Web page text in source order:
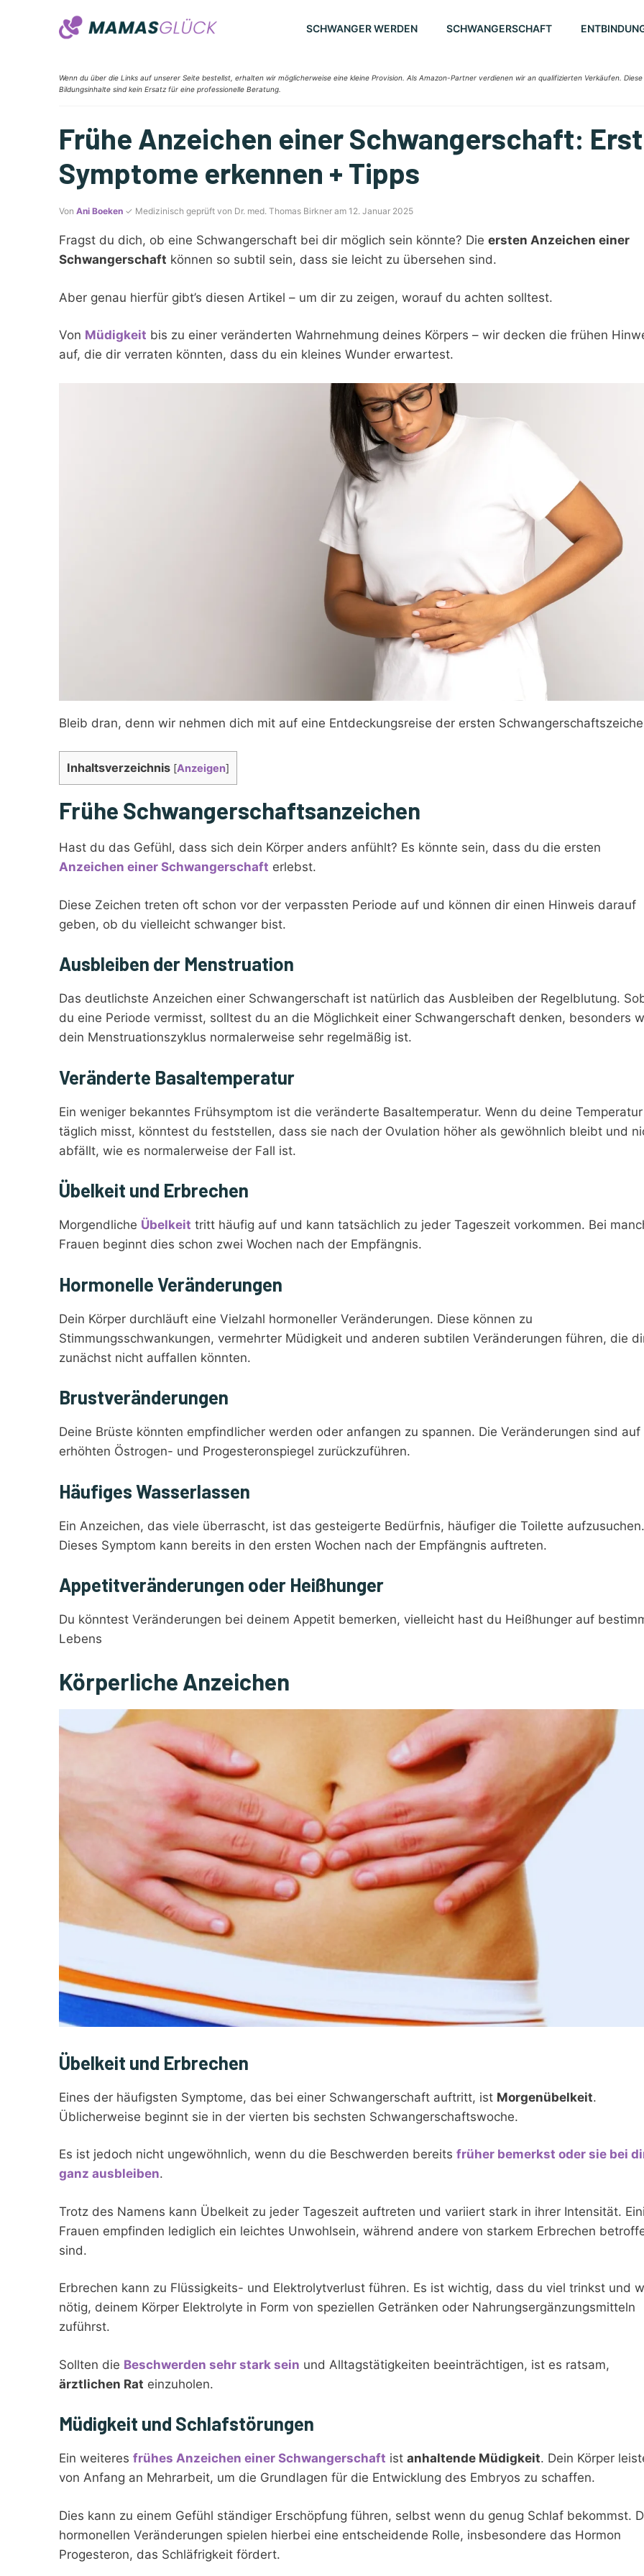
SCHWANGER WERDEN SCHWANGERSCHAFT
Wenn du über die Links auf unserer Seite bestellst, erhalten wir möglicherweise eine kleine Provision. Als Amazon-Partner verdienen wir an qualifizierten Verkäufen. Diese
Bildungsinhalte sind kein Ersatz für eine professionelle Beratung.
Frühe Anzeichen einer Schwangerschaft:
Symptome erkennen + Tipps
Von Ani Boeken ✓ Medizinisch geprüft von Dr. med. Thomas Birkner am 12. Januar 2025
Fragst du dich, ob eine Schwangerschaft bei dir möglich sein könnte? Die ersten Anzeichen einer
Schwangerschaft können so subtil sein, dass sie leicht zu übersehen sind.
Aber genau hierfür gibt’s diesen Artikel – um dir zu zeigen, worauf du achten solltest.
Von Müdigkeit bis zu einer veränderten Wahrnehmung deines Körpers – wir decken die frühen
auf, die dir verraten könnten, dass du ein kleines Wunder erwartest.
Bleib dran, denn wir nehmen dich mit auf eine Entdeckungsreise der ersten
Inhaltsverzeichnis [Anzeigen]
Frühe Schwangerschaftsanzeichen
Hast du das Gefühl, dass sich dein Körper anders anfühlt? Es könnte sein, dass du die ersten
Anzeichen einer Schwangerschaft erlebst.
Diese Zeichen treten oft schon vor der verpassten Periode auf und können dir einen Hinweis darauf
geben, ob du vielleicht schwanger bist.
Ausbleiben der Menstruation
Das deutlichste Anzeichen einer Schwangerschaft ist natürlich das Ausbleiben der Regelblutung.
du eine Periode vermisst, solltest du an die Möglichkeit einer Schwangerschaft denken, besonders
dein Menstruationszyklus normalerweise sehr regelmäßig ist.
Veränderte Basaltemperatur
Ein weniger bekanntes Frühsymptom ist die veränderte Basaltemperatur. Wenn du deine Temperatur
täglich misst, könntest du feststellen, dass sie nach der Ovulation höher als gewöhnlich bleibt und
abfällt, wie es normalerweise der Fall ist.
Übelkeit und Erbrechen
Morgendliche Übelkeit tritt häufig auf und kann tatsächlich zu jeder Tageszeit vorkommen. Bei
Frauen beginnt dies schon zwei Wochen nach der Empfängnis.
Hormonelle Veränderungen
Dein Körper durchläuft eine Vielzahl hormoneller Veränderungen. Diese können zu
Stimmungsschwankungen, vermehrter Müdigkeit und anderen subtilen Veränderungen führen, die
zunächst nicht auffallen könnten.
Brustveränderungen
Deine Brüste könnten empfindlicher werden oder anfangen zu spannen. Die Veränderungen sind auf
erhöhten Östrogen- und Progesteronspiegel zurückzuführen.
Häufiges Wasserlassen
Ein Anzeichen, das viele überrascht, ist das gesteigerte Bedürfnis, häufiger die Toilette aufzusuchen.
Dieses Symptom kann bereits in den ersten Wochen nach der Empfängnis auftreten.
Appetitveränderungen oder Heißhunger
Du könntest Veränderungen bei deinem Appetit bemerken, vielleicht hast du Heißhunger auf
Lebens
Körperliche Anzeichen
Übelkeit und Erbrechen
Eines der häufigsten Symptome, das bei einer Schwangerschaft auftritt, ist Morgenübelkeit.
Üblicherweise beginnt sie in der vierten bis sechsten Schwangerschaftswoche.
Es ist jedoch nicht ungewöhnlich, wenn du die Beschwerden bereits früher bemerkst oder sie bei
ganz ausbleiben.
Trotz des Namens kann Übelkeit zu jeder Tageszeit auftreten und variiert stark in ihrer Intensität.
Frauen empfinden lediglich ein leichtes Unwohlsein, während andere von starkem Erbrechen
sind.
Erbrechen kann zu Flüssigkeits- und Elektrolytverlust führen. Es ist wichtig, dass du viel trinkst und
nötig, deinem Körper Elektrolyte in Form von speziellen Getränken oder Nahrungsergänzungsmitteln
zuführst.
Sollten die Beschwerden sehr stark sein und Alltagstätigkeiten beeinträchtigen, ist es ratsam,
ärztlichen Rat einzuholen.
Müdigkeit und Schlafstörungen
Ein weiteres frühes Anzeichen einer Schwangerschaft ist anhaltende Müdigkeit. Dein Körper
von Anfang an Mehrarbeit, um die Grundlagen für die Entwicklung des Embryos zu schaffen.
Dies kann zu einem Gefühl ständiger Erschöpfung führen, selbst wenn du genug Schlaf bekommst.
hormonellen Veränderungen spielen hierbei eine entscheidende Rolle, insbesondere das Hormon
Progesteron, das Schläfrigkeit fördert.